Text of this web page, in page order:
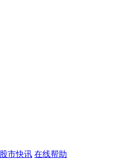
股市快讯 在线帮助